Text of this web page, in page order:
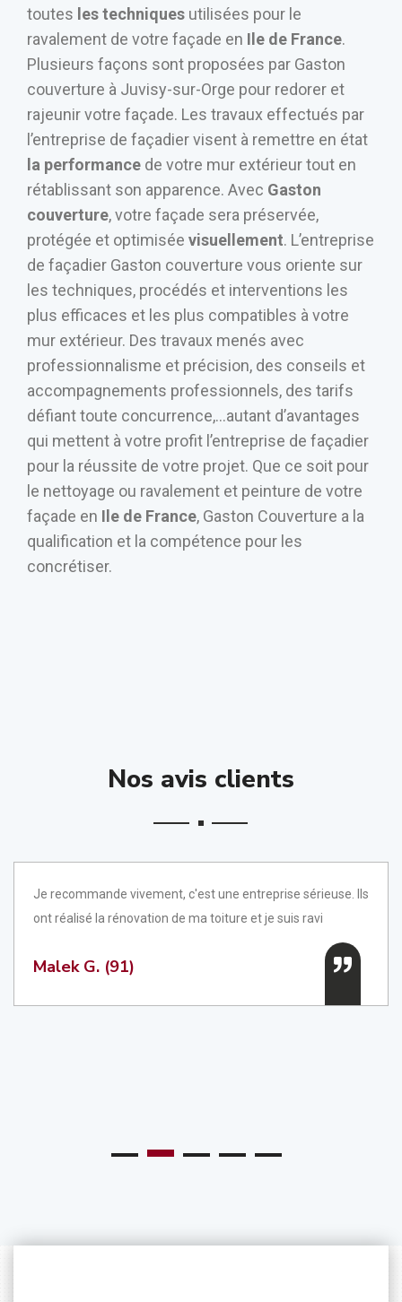
toutes les techniques utilisées pour le
ravalement de votre façade en Ile de France.
Plusieurs façons sont proposées par Gaston
couverture à Juvisy-sur-Orge pour redorer et
rajeunir votre façade. Les travaux effectués par
l’entreprise de façadier visent à remettre en état
la performance de votre mur extérieur tout en
rétablissant son apparence. Avec Gaston
couverture, votre façade sera préservée,
protégée et optimisée visuellement. L’entreprise
de façadier Gaston couverture vous oriente sur
les techniques, procédés et interventions les
plus efficaces et les plus compatibles à votre
mur extérieur. Des travaux menés avec
professionnalisme et précision, des conseils et
accompagnements professionnels, des tarifs
défiant toute concurrence,…autant d’avantages
qui mettent à votre profit l’entreprise de façadier
pour la réussite de votre projet. Que ce soit pour
le nettoyage ou ravalement et peinture de votre
façade en Ile de France, Gaston Couverture a la
qualification et la compétence pour les
concrétiser.
Nos avis clients
Je recommande vivement, c'est une entreprise sérieuse. Ils
ont réalisé la rénovation de ma toiture et je suis ravi
Malek G. (91)